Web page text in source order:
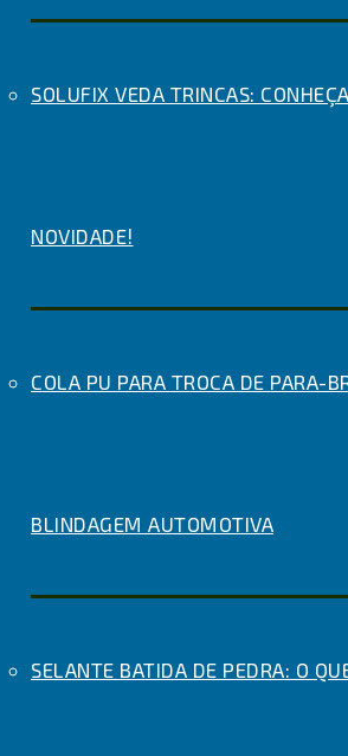
SOLUFIX VEDA TRINCAS:
NOVIDADE!
COLA PU PARA TROCA DE PARA-
BLINDAGEM AUTOMOTIVA
SELANTE BATIDA DE PEDRA: O